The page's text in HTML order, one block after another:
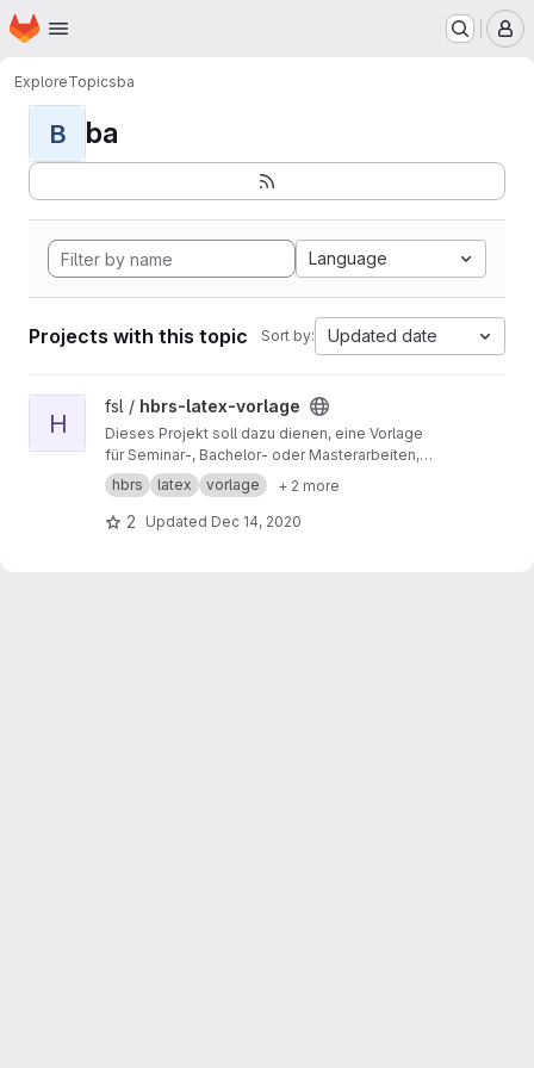
Skip to main content
Homepage
ExploreTopicsba
B ba
Language
Projects with this topic Sort by: Updated date
View hbrs-latex-vorlage project
H
fsl / hbrs-latex-vorlage
Dieses Projekt soll dazu dienen, eine Vorlage
für Seminar-, Bachelor- oder Masterarbeiten,
die an der Hochschule Bonn-Rhein-Sieg
verfasst werden, gemeinschaftlich zu
erarbeiten und zu verbessern.
hbrs latex vorlage + 2 more
2 Updated Dec 14, 2020